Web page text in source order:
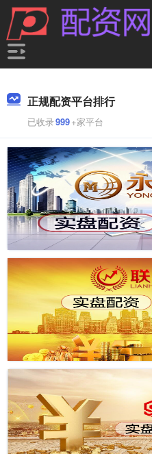
正规配资平台排行
已收录999+家平台